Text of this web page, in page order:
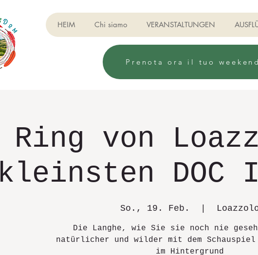
HEIM Chi siamo VERANSTALTUNGEN
Prenota ora il tuo weekend
Ring von
kleinsten DOC
So., 19. Feb.
Die Langhe, wie Sie sie noch nie
natürlicher und wilder mit dem
im Hintergrund